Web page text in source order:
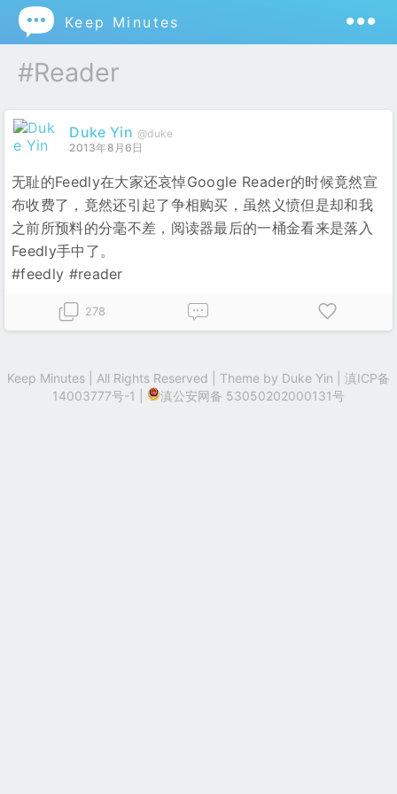
 Keep Minutes
#reader
Duke Yin @duke
2013年8月6日
无耻的Feedly在大家还哀悼Google Reader的时候竟然宣
布收费了，竟然还引起了争相购买，虽然义愤但是却和我
之前所预料的分毫不差，阅读器最后的一桶金看来是落入
Feedly手中了。
#feedly #reader
278
Keep Minutes | All Rights Reserved | Theme by Duke Yin
滇ICP备
14003777号-1
滇公安网备 53050202000131号